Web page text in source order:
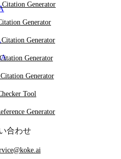
Citation Generator
Generator
Generator
Generator
Generator
Tool
Generator
合わせ